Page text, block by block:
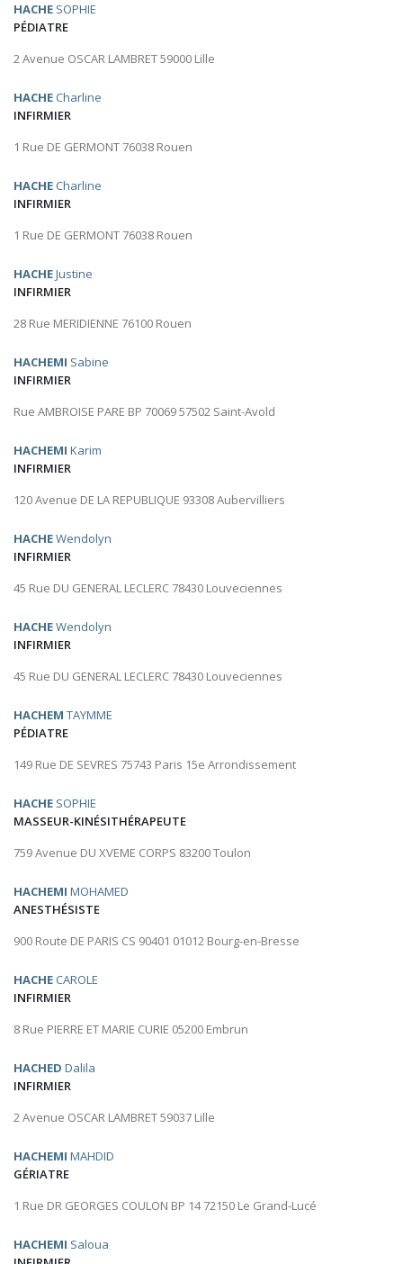
HACHE SOPHIE
PÉDIATRE
2 Avenue OSCAR LAMBRET 59000 Lille
HACHE Charline
INFIRMIER
1 Rue DE GERMONT 76038 Rouen
HACHE Charline
INFIRMIER
1 Rue DE GERMONT 76038 Rouen
HACHEJustine
INFIRMIER
28 Rue MERIDIENNE 76100 Rouen
HACHEMI Sabine
INFIRMIER
Rue AMBROISE PARE BP 70069 57502 Saint-Avold
HACHEMI Karim
INFIRMIER
120 Avenue DE LA REPUBLIQUE 93308 Aubervilliers
HACHEWendolyn
INFIRMIER
45 Rue DU GENERAL LECLERC 78430 Louveciennes
HACHEWendolyn
INFIRMIER
45 Rue DU GENERAL LECLERC 78430 Louveciennes
HACHEM TAYMME
PÉDIATRE
149 Rue DE SEVRES 75743 Paris 15e Arrondissement
HACHE SOPHIE
MASSEUR-KINÉSITHÉRAPEUTE
759 Avenue DU XVEME CORPS 83200 Toulon
HACHEMI MOHAMED
ANESTHÉSISTE
900 Route DE PARIS CS 90401 01012 Bourg-en-Bresse
HACHE CAROLE
INFIRMIER
8 Rue PIERRE ET MARIE CURIE 05200 Embrun
HACHED Dalila
INFIRMIER
2 Avenue OSCAR LAMBRET 59037 Lille
HACHEMI MAHDID
GÉRIATRE
1 Rue DR GEORGES COULON BP 14 72150 Le Grand-Lucé
HACHEMI Saloua